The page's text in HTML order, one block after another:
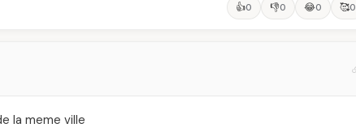
👍0 👎0 😂0 🥰0
la meme ville